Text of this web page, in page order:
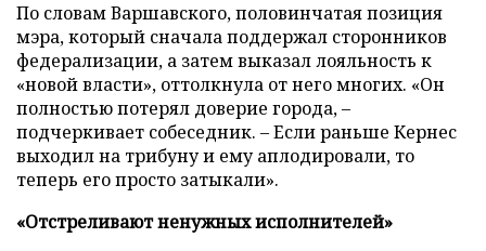
По словам Варшавского, половинчатая позиция
мэра, который сначала поддержал сторонников
федерализации, а затем выказал лояльность к
«новой власти», оттолкнула от него многих. «Он
полностью потерял доверие города,–
подчеркивает собеседник. – Если раньше Кернес
выходил на трибуну и ему аплодировали, то
теперь его просто затыкали».
«Отстреливают ненужных исполнителей»